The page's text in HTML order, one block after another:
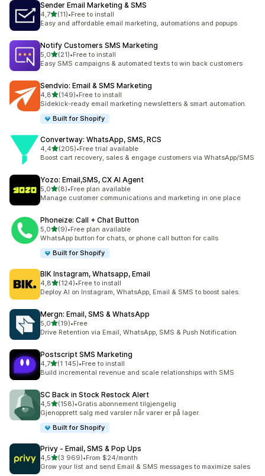
Sender Email Marketing & SMS
4,7av 5 stjerner
(11)
Totalt 11 omtaler
•Free to install
Easy and affordable email marketing, automations and popups
Notify Customers SMS Marketing
5,0av 5 stjerner
(21)
Totalt 21 omtaler
•Free to install
Easy SMS campaigns & automated texts to win back customers
Sendvio: Email & SMS Marketing
4,8av 5 stjerner
(149)
Totalt 149 omtaler
•Free to install
Sidekick-ready email marketing newsletters & smart automation.
Built for Shopify
Convertway: WhatsApp, SMS, RCS
4,4av 5 stjerner
(205)
Totalt 205 omtaler
•Free trial available
Boost cart recovery, sales & engage customers via WhatsApp/SMS
Yozo: Email,SMS, CX AI Agent
5,0av 5 stjerner
(8)
Totalt 8 omtaler
•Free plan available
Manage customer communications and marketing in one place
Phoneize: Call + Chat Button
5,0av 5 stjerner
(9)
Totalt 9 omtaler
•Free plan available
WhatsApp button for chats, or phone call button for calls
Built for Shopify
BIK Instagram, Whatsapp, Email
4,8av 5 stjerner
(124)
Totalt 124 omtaler
•Free to install
Deploy AI on Instagram, WhatsApp, Email & SMS to boost sales.
Mergn: Email, SMS & WhatsApp
5,0av 5 stjerner
(19)
Totalt 19 omtaler
•Free
Drive Retention via Email, WhatsApp, SMS & Push Notification
Postscript SMS Marketing
4,7av 5 stjerner
(1 145)
Totalt 1145 omtaler
•Free to install
Build incremental revenue and scale relationships with SMS
SC Back in Stock Restock Alert
4,5av 5 stjerner
(158)
Totalt 158 omtaler
•Gratis abonnement tilgjengelig
Gjenopprett salg med varsler når varer er på lager.
Built for Shopify
Privy ‑ Email, SMS & Pop Ups
4,5av 5 stjerner
(3 969)
Totalt 3969 omtaler
•From $24/month
Grow your list and send Email & SMS messages to maximize sales